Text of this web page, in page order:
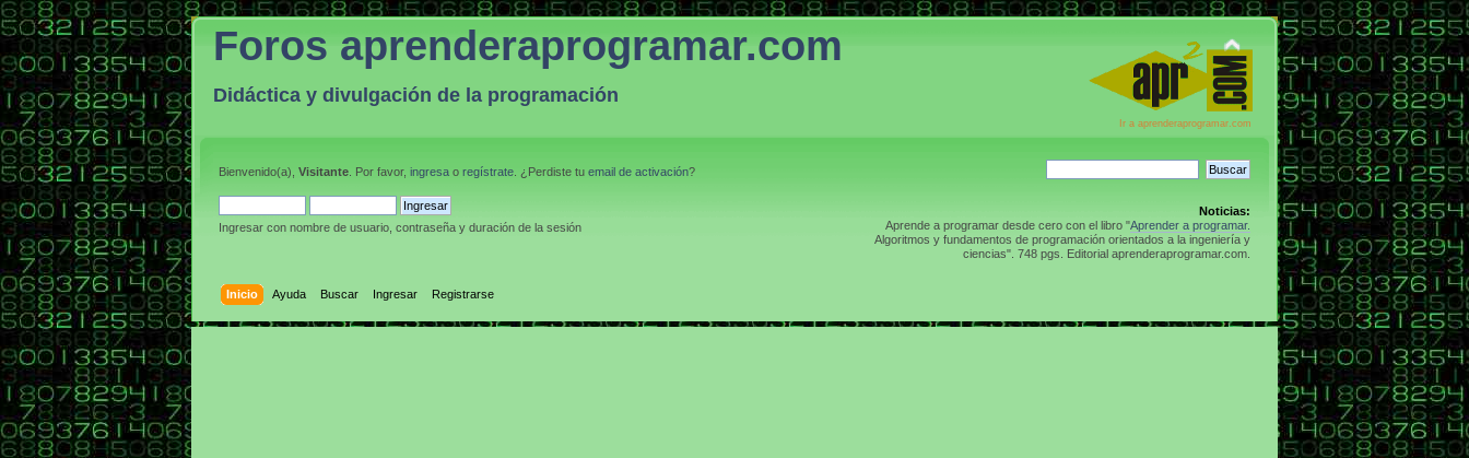
Foros aprenderaprogramar.com
Didáctica y divulgación de la programación
Ir a aprenderaprogramar.com
Bienvenido(a), Visitante . Por favor, ingresa o regístrate . ¿Perdiste tu email de activación?
Ingresar con nombre de usuario, contraseña y duración de la sesión
Noticias:
Aprende a programar desde cero con el libro "Aprender a programar.
Algoritmos y fundamentos de programación orientados a la ingeniería y
ciencias". 748 pgs. Editorial aprenderaprogramar.com.
Inicio Ayuda Buscar Ingresar Registrarse